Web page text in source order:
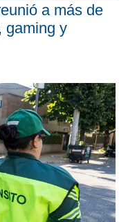
a más de
gaming y